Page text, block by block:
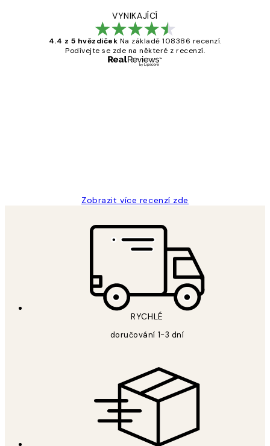
VYNIKAJÍCÍ
4.4 z 5 hvězdiček Na základě 108386 recenzí.
Podívejte se zde na některé z recenzí.
Zobrazit více recenzí zde
RYCHLÉ
doručování 1-3 dní